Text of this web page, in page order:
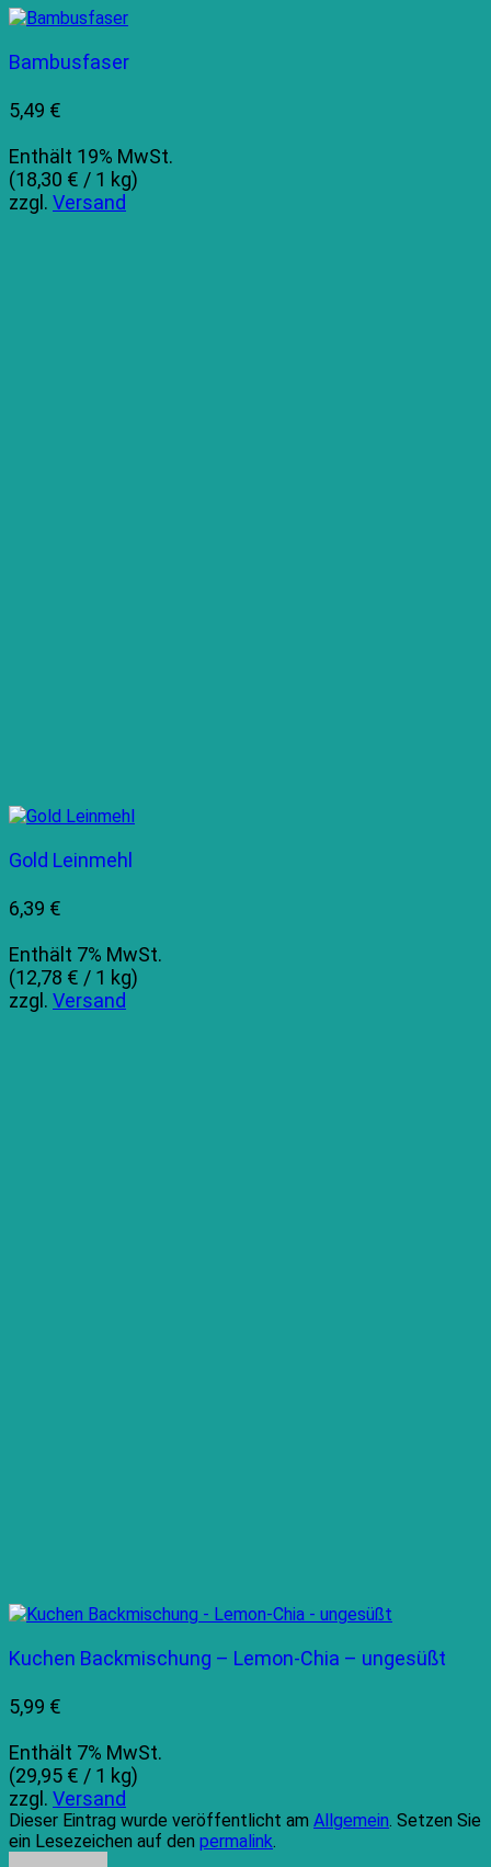
Bambusfaser
5,49 €
Enthält 19% MwSt.
(18,30 € / 1 kg)
zzgl. Versand
Gold Leinmehl
6,39 €
Enthält 7% MwSt.
(12,78 € / 1 kg)
zzgl. Versand
Kuchen Backmischung – Lemon-Chia – ungesüßt
5,99 €
Enthält 7% MwSt.
(29,95 € / 1 kg)
zzgl. Versand
Dieser Eintrag wurde veröffentlicht am Allgemein. Setzen Sie
ein Lesezeichen auf den permalink.